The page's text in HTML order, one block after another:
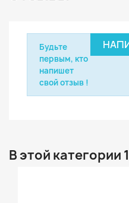
Будьте
первым, кто
напишет
свой отзыв !
В этой категории